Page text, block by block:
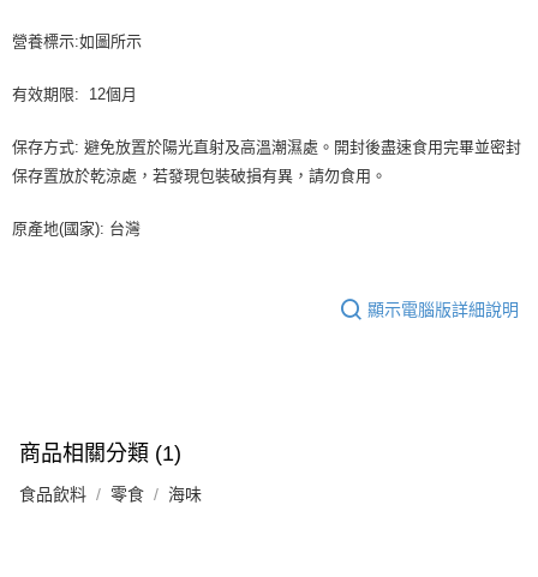
營養標示:如圖所示
有效期限: 12個月
保存方式: 避免放置於陽光直射及高溫潮濕處。開封後盡速食用完畢並密封
保存置放於乾涼處，若發現包裝破損有異，請勿食用。
原產地(國家): 台灣
顯示電腦版詳細說明
商品相關分類 (1)
食品飲料 零食 海味